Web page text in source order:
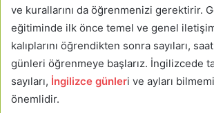
ve kurallarını da öğrenmenizi gerektirir.
eğitiminde ilk önce temel ve genel
kalıplarını öğrendikten sonra sayıları,
günleri öğrenmeye başlarız. İngilizcede
sayıları, İngilizce günleri ve ayları
önemlidir.